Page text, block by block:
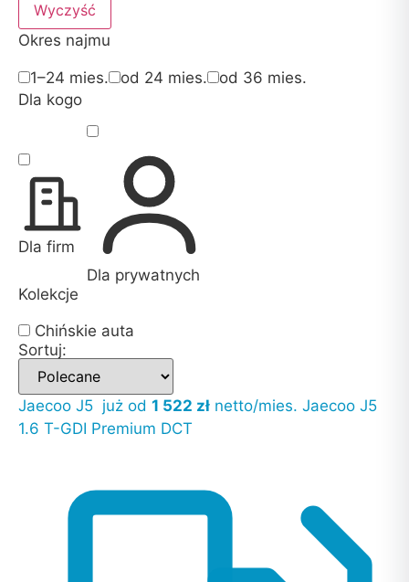
Wyczyść
Okres najmu
1–24 mies. od 24 mies.
od 36 mies.
Dla kogo
Dla firm
Dla prywatnych
Kolekcje
Chińskie auta
Sortuj:
Jaecoo J5 już od 1 522 zł netto/mies. Jaecoo J5
1.6 T-GDI Premium DCT